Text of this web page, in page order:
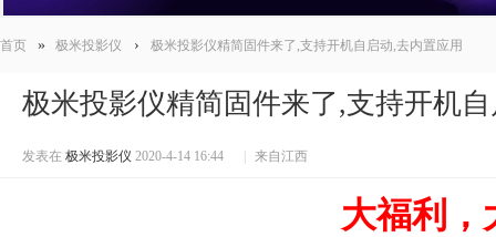
首页 » 极米投影仪 › 极米投影仪精简固件来了,支持开机自启动,去内置应用
极米投影仪精简固件来了,支持开机
发表在 极米投影仪 2020-4-14 16:44 来自江西
大福利，